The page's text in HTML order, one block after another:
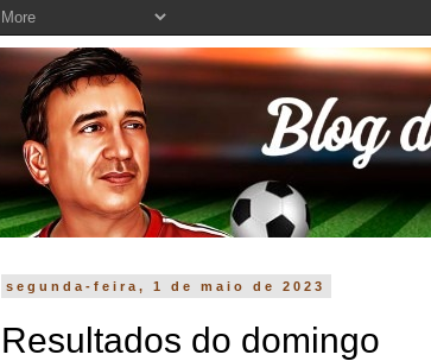
segunda-feira, 1 de maio de 2023
Resultados do domingo